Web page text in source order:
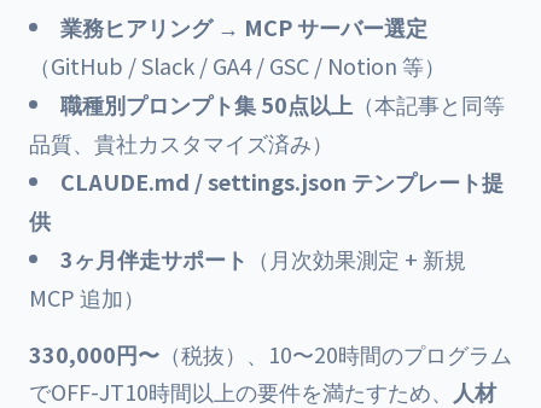
業務ヒアリング → MCP サーバー選定
（GitHub / Slack / GA4 / GSC / Notion 等）
職種別プロンプト集 50点以上 （本記事と同等
品質、貴社カスタマイズ済み）
CLAUDE.md / settings.json テンプレート提
供
3ヶ月伴走サポート （月次効果測定 + 新規
MCP 追加）
330,000円〜 （税抜）、10〜20時間のプログラム
でOFF-JT10時間以上の要件を満たすため、
人材